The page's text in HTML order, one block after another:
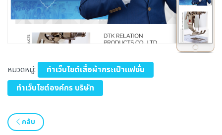
หมวดหมู่:
ทำเว็บไซต์เสื้อผ้ากระเป๋าแฟชั่น
ทำเว็บไซต์องค์กร บริษัท
กลับ